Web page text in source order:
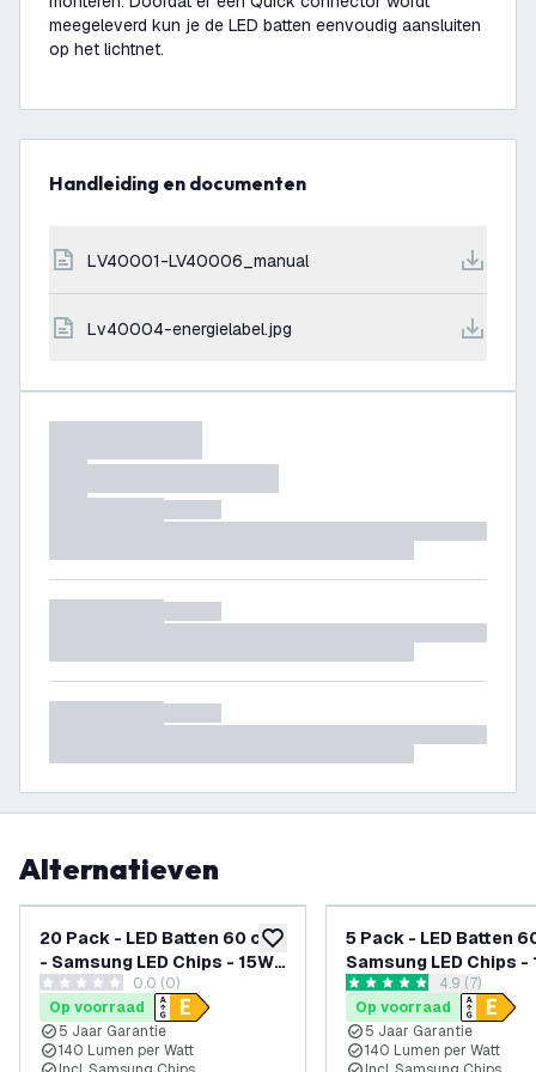
meegeleverd kun je de LED batten eenvoudig aansluiten
op het lichtnet.
Handleiding en documenten
LV40001-LV40006_manual
lv40004-energielabel.jpg
Alternatieven
toevoegen aan verlanglijst
20 Pack - LED Batten 60 cm
- Samsung LED Chips - 15W -
140lm/W - 4000K - 5 Jaar
Garantie
0 score sterren0.0 (0)
Op voorraad
5 Jaar Garantie
140 Lumen per Watt
5 Pack - LED Batten
Samsung LED Chips -
140lm/W - 6500K - 5
Garantie
reviews
4.9 score sterren4.9 (7)
Op voorraad
5 Jaar Garantie
140 Lumen per Watt